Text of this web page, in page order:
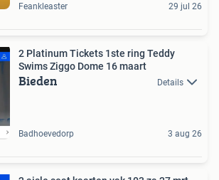
Feankleaster 29 jul 26
2 Platinum Tickets 1ste ring Teddy
Swims Ziggo Dome 16 maart
Bieden Details
Badhoevedorp 3 aug 26